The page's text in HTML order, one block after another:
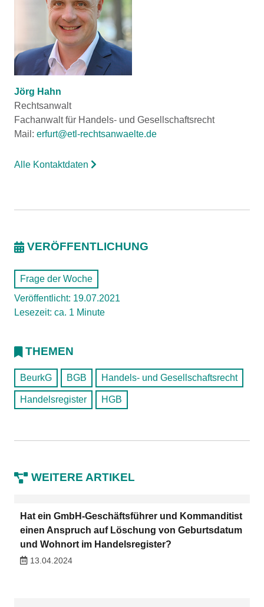
Jörg Hahn
Rechtsanwalt
Fachanwalt für Handels- und Gesellschaftsrecht
Mail: erfurt@etl-rechtsanwaelte.de
Alle Kontaktdaten
VERÖFFENTLICHUNG
Frage der Woche
Veröffentlicht: 19.07.2021
Lesezeit: ca. 1 Minute
THEMEN
BeurkG BGB Handels- und Gesellschaftsrecht
Handelsregister HGB
WEITERE ARTIKEL
Hat ein GmbH-Geschäftsführer und Kommanditist
einen Anspruch auf Löschung von Geburtsdatum
und Wohnort im Handelsregister?
13.04.2024